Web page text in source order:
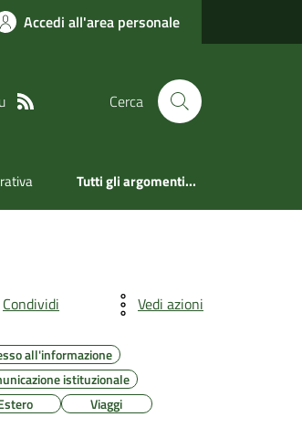
Accedi all'area personale
Cerca
Tutti gli argomenti...
Condividi Vedi azioni
all'informazione
istituzionale
Viaggi